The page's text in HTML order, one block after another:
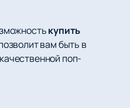
купить
вам быть в
поп-